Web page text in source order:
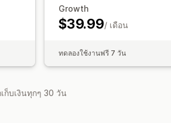
Growth
$39.99/ เดือน
ทดลองใช้งานฟรี 7 วัน
ก็บเงินทุกๆ 30 วัน